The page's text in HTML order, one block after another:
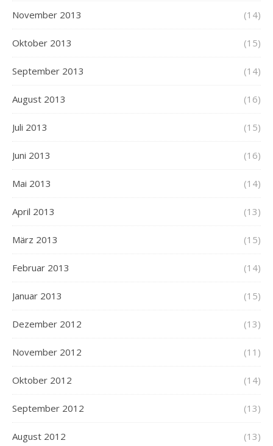
November 2013 (14)
Oktober 2013 (15)
September 2013 (14)
August 2013 (16)
Juli 2013 (15)
Juni 2013 (16)
Mai 2013 (14)
April 2013 (13)
März 2013 (15)
Februar 2013 (14)
Januar 2013 (15)
Dezember 2012 (13)
November 2012 (11)
Oktober 2012 (14)
September 2012 (13)
August 2012 (13)